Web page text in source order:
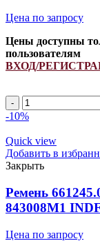
Цена по запросу
Цены доступны
пользователям
ВХОД/
A
1920Li/
ремень
клиновой
INDFORCE
Strongest
quantity
-10%
Quick view
Добавить в
Закрыть
Ремень
843008M1
Цена по запросу